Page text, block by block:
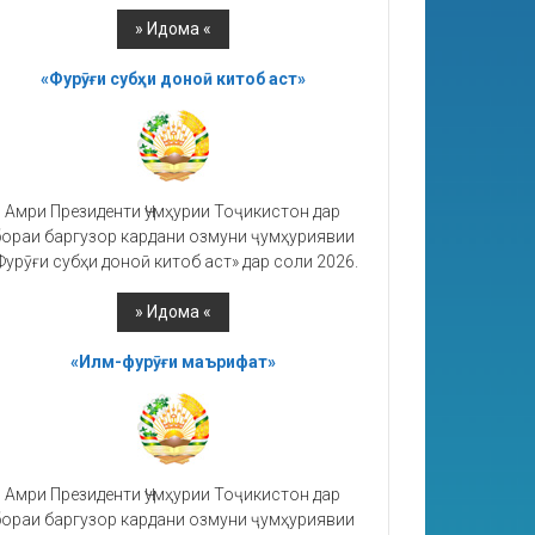
«Фурӯғи субҳи доноӣ китоб аст»
Амри Президенти Ҷумҳурии Тоҷикистон дар
баргузор кардани озмуни ҷумҳуриявии
субҳи доноӣ китоб аст» дар соли 2026.
«Илм-фурӯғи маърифат»
Амри Президенти Ҷумҳурии Тоҷикистон дар
баргузор кардани озмуни ҷумҳуриявии